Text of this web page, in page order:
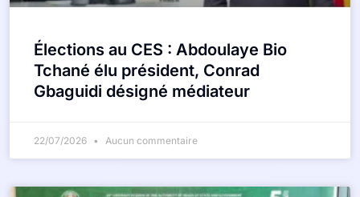
Élections au CES : Abdoulaye Bio
Tchané élu président, Conrad
Gbaguidi désigné médiateur
22/07/2026 Aucun commentaire